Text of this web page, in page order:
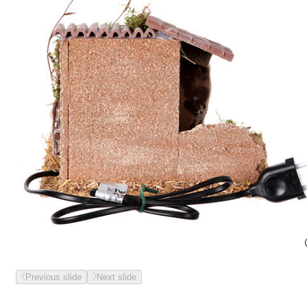
Previous slide Next slide